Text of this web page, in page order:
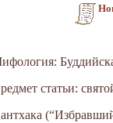
статьи: